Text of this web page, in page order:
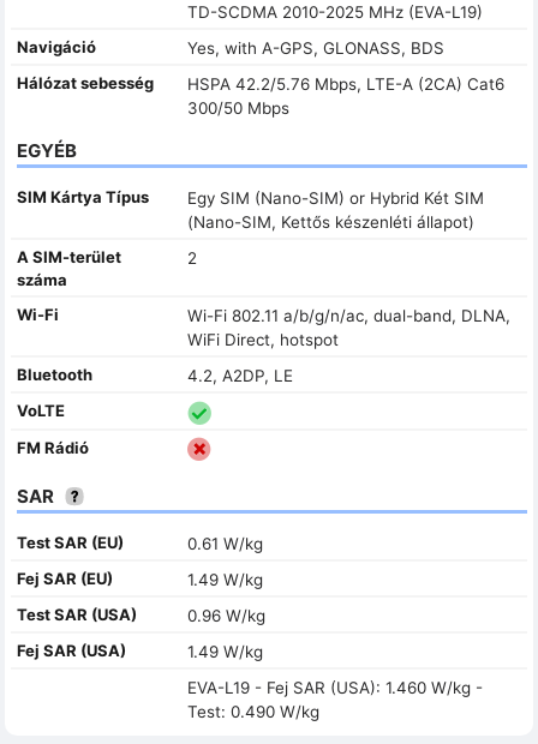
TD-SCDMA 2010-2025 MHz (EVA-L19)
Navigáció
Yes, with A-GPS, GLONASS, BDS
Hálózat sebesség
HSPA 42.2/5.76 Mbps, LTE-A (2CA) Cat6
300/50 Mbps
EGYÉB
SIM Kártya Típus
Egy SIM (Nano-SIM) or Hybrid Két SIM
(Nano-SIM, Kettős készenléti állapot)
A SIM-terület
száma
2
Wi-Fi
Wi-Fi 802.11 a/b/g/n/ac, dual-band, DLNA,
WiFi Direct, hotspot
Bluetooth
4.2, A2DP, LE
VoLTE
FM Rádió
SAR
Test SAR (EU)
0.61 W/kg
Fej SAR (EU)
1.49 W/kg
Test SAR (USA)
0.96 W/kg
Fej SAR (USA)
1.49 W/kg
EVA-L19 - Fej SAR (USA): 1.460 W/kg -
Test: 0.490 W/kg